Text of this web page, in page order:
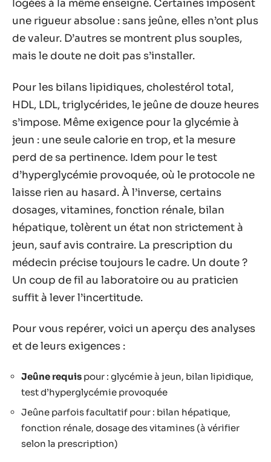
logées à la même enseigne. Certaines imposent
une rigueur absolue : sans jeûne, elles n’ont plus
de valeur. D’autres se montrent plus souples,
mais le doute ne doit pas s’installer.
Pour les bilans lipidiques, cholestérol total,
HDL, LDL, triglycérides, le jeûne de douze heures
s’impose. Même exigence pour la glycémie à
jeun : une seule calorie en trop, et la mesure
perd de sa pertinence. Idem pour le test
d’hyperglycémie provoquée, où le protocole ne
laisse rien au hasard. À l’inverse, certains
dosages, vitamines, fonction rénale, bilan
hépatique, tolèrent un état non strictement à
jeun, sauf avis contraire. La prescription du
médecin précise toujours le cadre. Un doute ?
Un coup de fil au laboratoire ou au praticien
suffit à lever l’incertitude.
Pour vous repérer, voici un aperçu des analyses
et de leurs exigences :
Jeûne requis pour : glycémie à jeun, bilan lipidique,
test d’hyperglycémie provoquée
Jeûne parfois facultatif pour : bilan hépatique,
fonction rénale, dosage des vitamines (à vérifier
selon la prescription)